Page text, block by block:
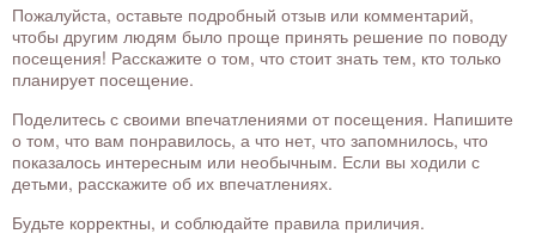
Пожалуйста, оставьте подробный отзыв или комментарий,
чтобы другим людям было проще принять решение по поводу
посещения! Расскажите о том, что стоит знать тем, кто только
планирует посещение.
Поделитесь с своими впечатлениями от посещения. Напишите
о том, что вам понравилось, а что нет, что запомнилось, что
показалось интересным или необычным. Если вы ходили с
детьми, расскажите об их впечатлениях.
Будьте корректны, и соблюдайте правила приличия.